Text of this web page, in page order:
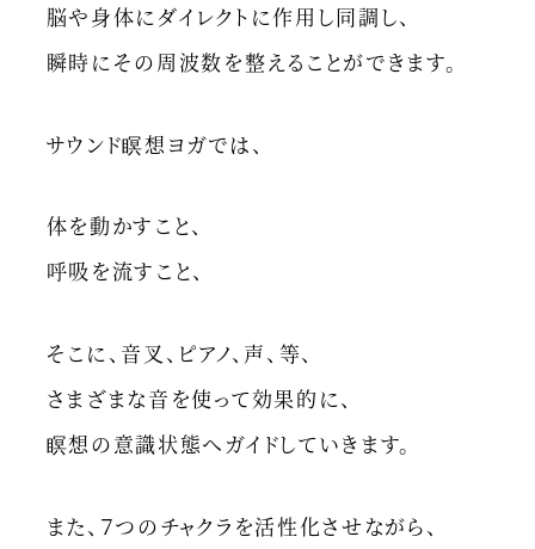
脳や身体にダイレクトに作用し同調し、
瞬時にその周波数を整えることができます。
サウンド瞑想ヨガでは、
体を動かすこと、
呼吸を流すこと、
そこに、音叉、ピアノ、声、等、
さまざまな音を使って効果的に、
瞑想の意識状態へガイドしていきます。
また、７つのチャクラを活性化させながら、